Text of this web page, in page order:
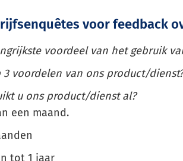
voor feedback
voordeel van het gebruik
3 voordelen van ons product/
u ons product/dienst al?
een maand.
tot 1 jaar